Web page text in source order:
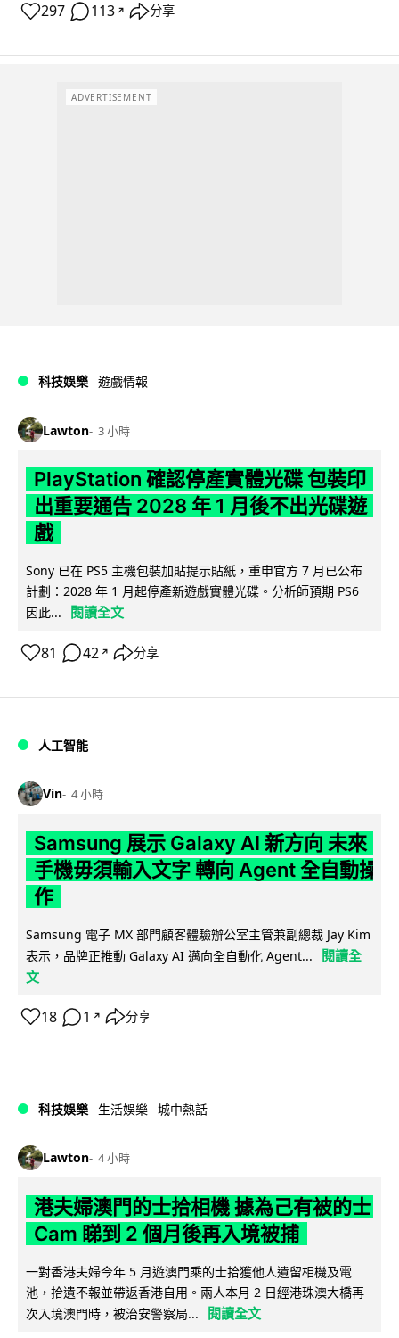
297 113 ↗ 分享
ADVERTISEMENT
科技娛樂 遊戲情報
Lawton 3 小時
PlayStation 確認停產實體光碟 包裝印
出重要通告 2028 年 1 月後不出光碟遊
戲
Sony 已在 PS5 主機包裝加貼提示貼紙，重申官方 7 月已公布
計劃：2028 年 1 月起停產新遊戲實體光碟。分析師預期 PS6
因此...
閱讀全文
81 42 ↗ 分享
人工智能
Vin 4 小時
Samsung 展示 Galaxy AI 新方向 未來
手機毋須輸入文字 轉向 Agent 全自動操
作
Samsung 電子 MX 部門顧客體驗辦公室主管兼副總裁 Jay Kim
表示，品牌正推動 Galaxy AI 邁向全自動化 Agent...
閱讀全
文
18 1 ↗ 分享
科技娛樂 生活娛樂 城中熱話
Lawton 4 小時
港夫婦澳門的士拾相機 據為己有被的士
Cam 睇到 2 個月後再入境被捕
一對香港夫婦今年 5 月遊澳門乘的士拾獲他人遺留相機及電
池，拾遺不報並帶返香港自用。兩人本月 2 日經港珠澳大橋再
次入境澳門時，被治安警察局...
閱讀全文